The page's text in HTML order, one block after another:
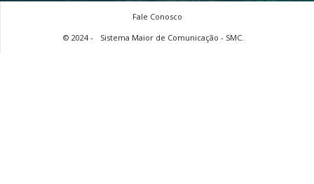
Fale Conosco
© 2024 -
Sistema Maior de Comunicação - SMC.